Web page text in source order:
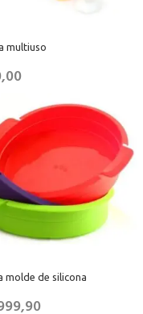
multiuso
molde de silicona